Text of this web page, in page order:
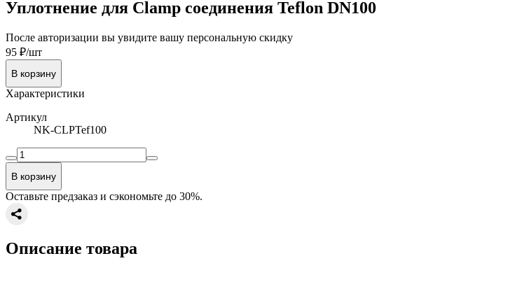
Уплотнение для Clamp соединения Teflon DN100
После авторизации вы увидите вашу персональную скидку
95 ₽/шт
В корзину
Характеристики
Артикул
NK-CLPTef100
В корзину
Оставьте предзаказ и сэкономьте до 30%.
Описание товара